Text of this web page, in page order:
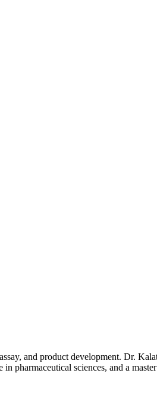
and product development. Dr.
sciences, and a